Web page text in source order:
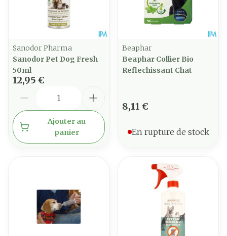
Sanodor Pharma
Sanodor Pet Dog Fresh
50ml
12,95 €
Ajouter au
panier
Beaphar
Beaphar Collier Bio
Reflechissant Chat
8,11 €
En rupture de stock